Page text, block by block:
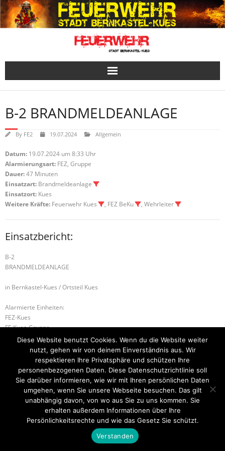
Skip
to
content
B-2 BRANDMELDEANLAGE
By FE2 19.07.2024 Allgemein
Datum: 19.07.2024 um 8:33 Uhr
Alarmierungsart: FEZ, Gruppe
Dauer:47 Minuten
Einsatzart: Brandmeldeanlage
Einsatzort: Kues
Weitere Kräfte: Feuerwehr Kues , FEZ BeKu , Wehrleiter
Einsatzbericht:
B-2
BRANDMELDEANLAGE
in Bernkastel-Kues / Ortsteil Kues
Alarmierte Einheiten:
FEZ-Kues
FF-Kues-Gruppe
BeKu WL
B-2 BRANDMELDEANLAGE B-2 BRANDMELDEANLAGE
Startseite Einsätze Mitglied werden Über uns
Bilder
Kontakt
Theme byThink Up Themes Ltd. Powered byWordPress.
Diese Website benutzt Cookies. Wenn du die Website weiter
nutzt, gehen wir von deinem Einverständnis aus. Wir
respektieren Ihre Privatsphäre und schützen Ihre
personenbezogenen Daten. Diese Datenschutzrichtlinie soll
Sie darüber informieren, wie wir mit Ihren persönlichen Daten
umgehen, wenn Sie unsere Webseite besuchen. Das gilt
unabhängig davon, von wo aus Sie zu uns kommen. Sie
erhalten außerdem Informationen über Ihre
Persönlichkeitsrechte und wie das Gesetz Sie schützt.
Verstanden